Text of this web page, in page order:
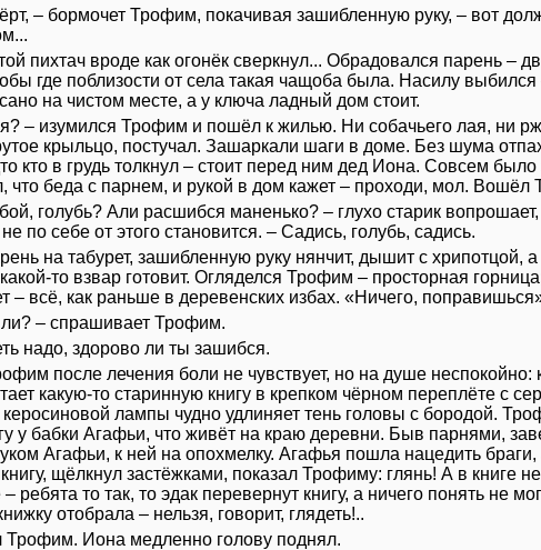
– бормочет Трофим, покачивая зашибленную руку, – вот
пихтач вроде как огонёк сверкнул... Обрадовался парень –
где поблизости от села такая чащоба была. Насилу выбился
на чистом месте, а у ключа ладный дом стоит.
– изумился Трофим и пошёл к жилью. Ни собачьего лая, ни
крыльцо, постучал. Зашаркали шаги в доме. Без шума
кто в грудь толкнул – стоит перед ним дед Иона. Совсем
что беда с парнем, и рукой в дом кажет – проходи, мол. Вошёл
голубь? Али расшибся маненько? – глухо старик вопрошает,
по себе от этого становится. – Садись, голубь, садись.
на табурет, зашибленную руку нянчит, дышит с хрипотцой,
то взвар готовит. Огляделся Трофим – просторная
– всё, как раньше в деревенских избах. «Ничего,
– спрашивает Трофим.
надо, здорово ли ты зашибся.
после лечения боли не чувствует, но на душе
какую-то старинную книгу в крепком чёрном переплёте с
лампы чудно удлиняет тень головы с бородой.
у бабки Агафьи, что живёт на краю деревни. Быв парнями,
Агафьи, к ней на опохмелку. Агафья пошла нацедить
щёлкнул застёжками, показал Трофиму: глянь! А в книге
ребята то так, то эдак перевернут книгу, а ничего понять не
отобрала – нельзя, говорит, глядеть!..
Трофим. Иона медленно голову поднял.